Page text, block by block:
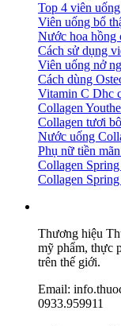
Top 4 viên
Viên uống bổ
Nước hoa hồng
Cách sử dụng
Viên uống nở
Cách dùng
Vitamin C Dhc
Collagen
Collagen tươi
Nước uống
Phụ nữ tiền
Collagen
Collagen
Thương hiệu
mỹ phẩm, thực
trên thế giới.
Email:
0933.959911